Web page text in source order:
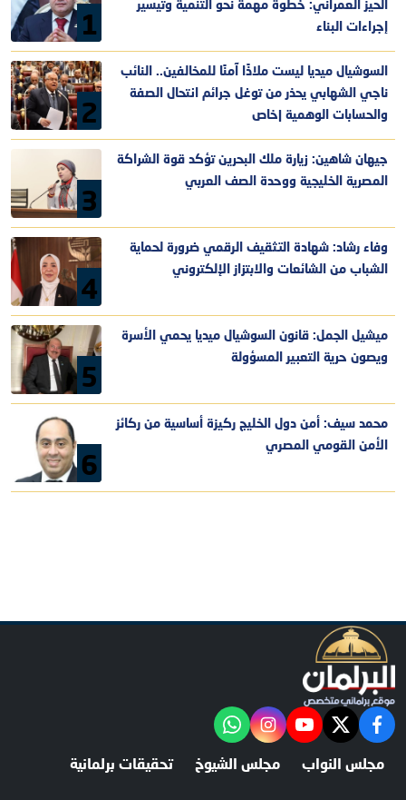
1
الحيز العمراني: خطوة مهمة نحو التنمية وتيسير
إجراءات البناء
2
السوشيال ميديا ليست ملاذًا آمنًا للمخالفين.. النائب
ناجي الشهابي يحذر من توغل جرائم انتحال الصفة
والحسابات الوهمية |خاص
3
جيهان شاهين: زيارة ملك البحرين تؤكد قوة الشراكة
المصرية الخليجية ووحدة الصف العربي
4
وفاء رشاد: شهادة التثقيف الرقمي ضرورة لحماية
الشباب من الشائعات والابتزاز الإلكتروني
5
ميشيل الجمل: قانون السوشيال ميديا يحمي الأسرة
ويصون حرية التعبير المسؤولة
6
محمد سيف: أمن دول الخليج ركيزة أساسية من ركائز
الأمن القومي المصري
facebook
twitter
youtube
instagram
"‎Follow the آخر خبر channel on WhatsApp:
مجلس النواب مجلس الشيوخ تحقيقات برلمانية